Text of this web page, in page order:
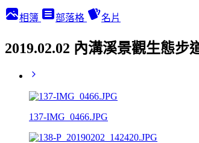
相簿 部落格 名片
2019.02.02 內溝溪景觀生態
137-IMG_0466.JPG